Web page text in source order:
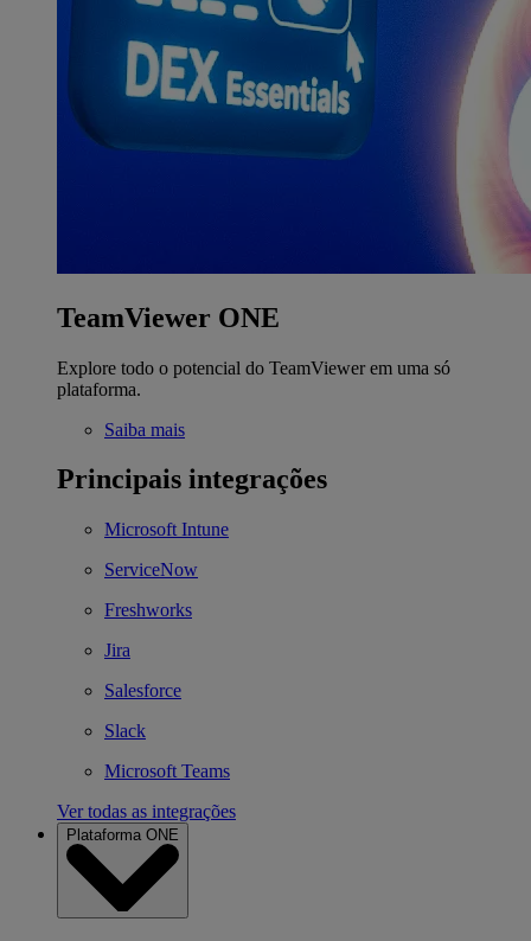
TeamViewer ONE
Explore todo o potencial do TeamViewer em uma só
plataforma.
Saiba mais
Principais integrações
Microsoft Intune
ServiceNow
Freshworks
Jira
Salesforce
Slack
Microsoft Teams
Ver todas as integrações
Plataforma ONE